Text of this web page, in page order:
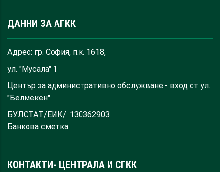
ДАННИ ЗА АГКК
Адрес: гр. София, п.к. 1618,
ул. "Мусала" 1
Център за административно обслужване - вход от ул.
"Белмекен"
БУЛСТАТ/ЕИК/: 130362903
Банкова сметка
КОНТАКТИ- ЦЕНТРАЛА И СГКК